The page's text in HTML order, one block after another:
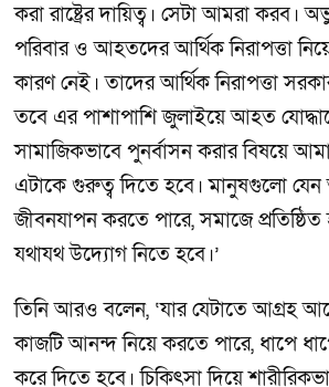
করা রাষ্ট্রের দায়িত্ব। সেটা আমরা করব।
পরিবার ও আহতদের আর্থিক নিরাপত্তা
কারণ নেই। তাদের আর্থিক নিরাপত্তা
তবে এর পাশাপাশি জুলাইয়ে আহত
সামাজিকভাবে পুনর্বাসন করার বিষয়ে
এটাকে গুরুত্ব দিতে হবে। মানুষগুলো
জীবনযাপন করতে পারে, সমাজে
যথাযথ উদ্যোগ নিতে হবে।’
তিনি আরও বলেন, ‘যার যেটাতে আগ্রহ
কাজটি আনন্দ নিয়ে করতে পারে, ধাপে
করে দিতে হবে। চিকিৎসা দিয়ে